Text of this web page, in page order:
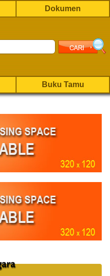
Dokumen
Buku Tamu